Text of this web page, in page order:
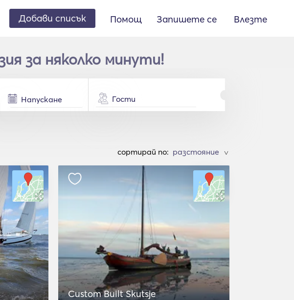
Добави списък Помощ Запишете се Влезте
за няколко минути!
Гости
cортирай по: >
Custom Built Skutsje